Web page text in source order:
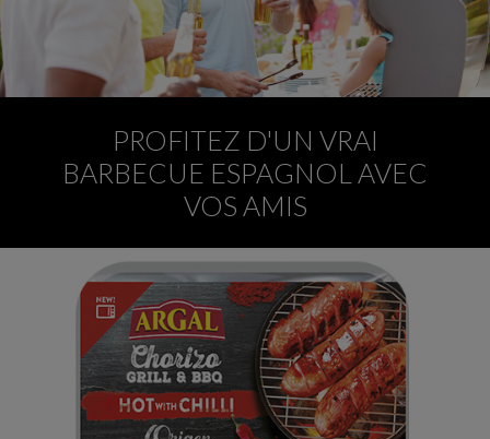
PROFITEZ D'UN VRAI
BARBECUE ESPAGNOL AVEC
VOS AMIS